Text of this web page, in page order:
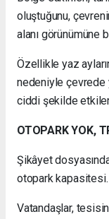
oluştuğunu,
alanı görünümüne
Özellikle yaz
nedeniyle çevrede
ciddi şekilde
OTOPARK YOK,
Şikâyet
otopark kapasitesi.
Vatandaşlar,